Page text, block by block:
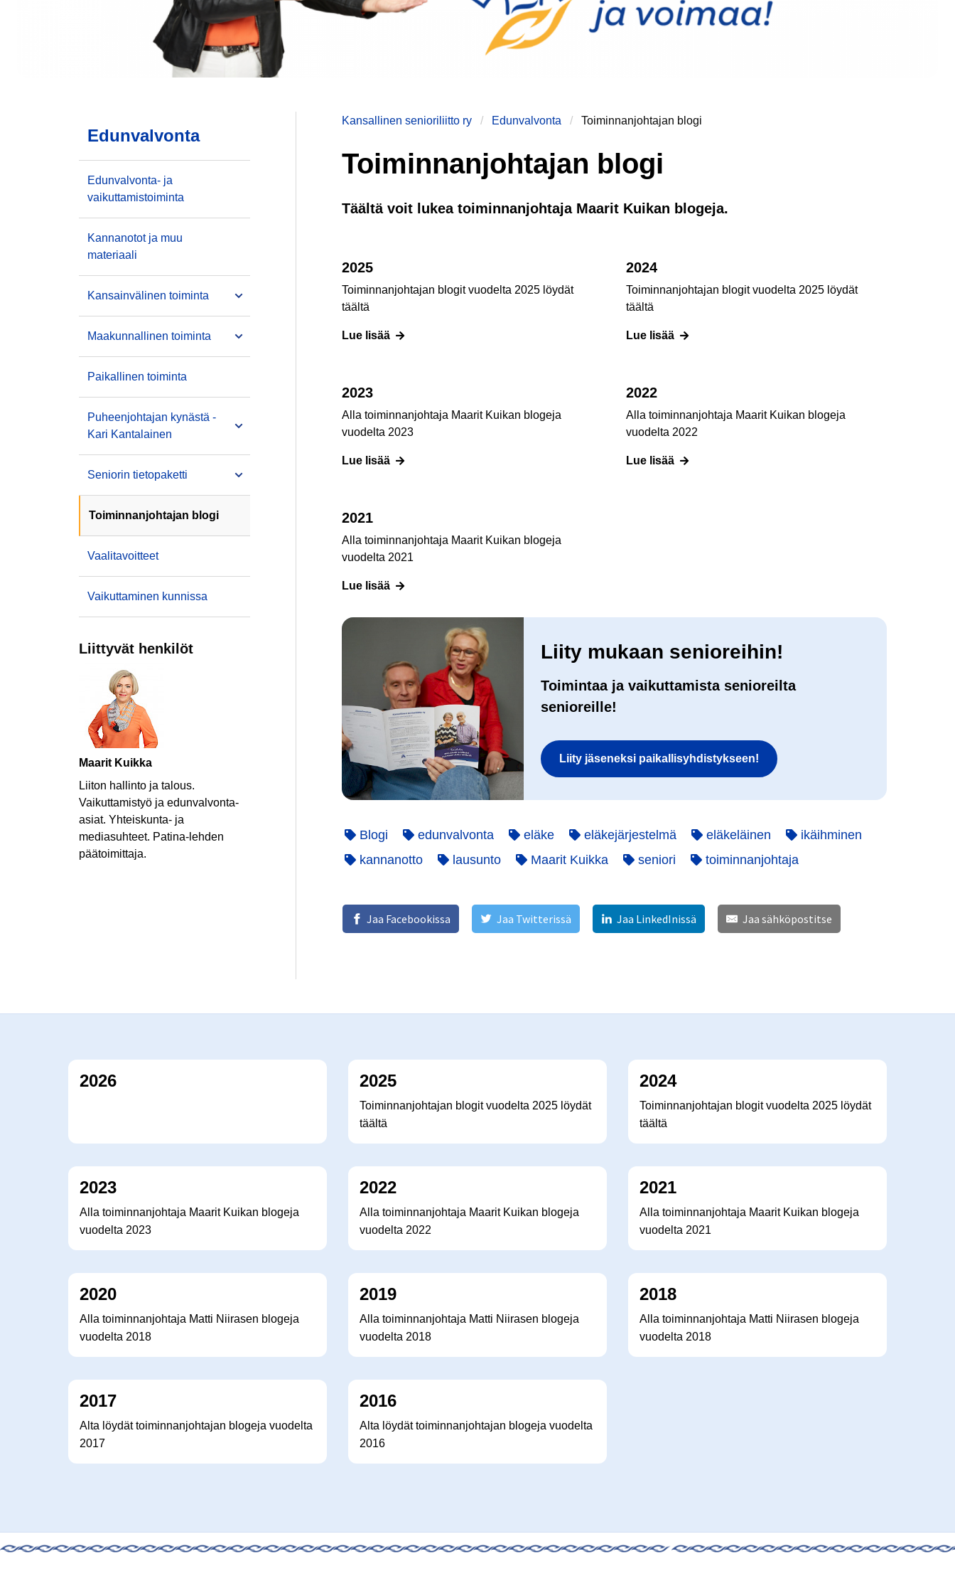
Kansallinen senioriliitto ry Edunvalvonta Toiminnanjohtajan blogi
Toiminnanjohtajan blogi
Täältä voit lukea toiminnanjohtaja Maarit Kuikan blogeja.
2025
Toiminnanjohtajan blogit vuodelta 2025 löydät
täältä
Lue lisää
2024
Toiminnanjohtajan blogit vuodelta 2025 löydät
täältä
Lue lisää
2023
Alla toiminnanjohtaja Maarit Kuikan blogeja
vuodelta 2023
Lue lisää
2022
Alla toiminnanjohtaja Maarit Kuikan blogeja
vuodelta 2022
Lue lisää
2021
Alla toiminnanjohtaja Maarit Kuikan blogeja
vuodelta 2021
Lue lisää
Liity mukaan senioreihin!
Toimintaa ja vaikuttamista senioreilta
senioreille!
Liity jäseneksi paikallisyhdistykseen!
Blogi edunvalvonta eläke eläkejärjestelmä eläkeläinen
ikäihminen
kannanotto
lausunto Maarit Kuikka seniori toiminnanjohtaja
Jaa Facebookissa Jaa Twitterissä Jaa LinkedInissä Jaa sähköpostitse
Edunvalvonta
Edunvalvonta- ja
vaikuttamistoiminta
Kannanotot ja muu
materiaali
Kansainvälinen toiminta
Maakunnallinen toiminta
Paikallinen toiminta
Puheenjohtajan kynästä -
Kari Kantalainen
Seniorin tietopaketti
Toiminnanjohtajan blogi
Vaalitavoitteet
Vaikuttaminen kunnissa
Liittyvät henkilöt
Maarit Kuikka
Liiton hallinto ja talous.
Vaikuttamistyö ja edunvalvonta-
asiat. Yhteiskunta- ja
mediasuhteet. Patina-lehden
päätoimittaja.
2026 2025
Toiminnanjohtajan blogit vuodelta 2025 löydät
täältä
2024
Toiminnanjohtajan blogit vuodelta 2025 löydät
täältä
2023
Alla toiminnanjohtaja Maarit Kuikan blogeja
vuodelta 2023
2022
Alla toiminnanjohtaja Maarit Kuikan blogeja
vuodelta 2022
2021
Alla toiminnanjohtaja Maarit Kuikan blogeja
vuodelta 2021
2020
Alla toiminnanjohtaja Matti Niirasen blogeja
vuodelta 2018
2019
Alla toiminnanjohtaja Matti Niirasen blogeja
vuodelta 2018
2018
Alla toiminnanjohtaja Matti Niirasen blogeja
vuodelta 2018
2017
Alta löydät toiminnanjohtajan blogeja vuodelta
2017
2016
Alta löydät toiminnanjohtajan blogeja vuodelta
2016